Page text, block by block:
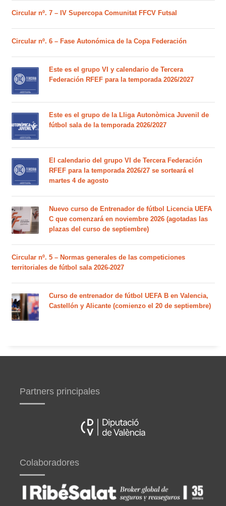
Circular nº. 7 – IV Supercopa Comunitat FFCV Futsal
Circular nº. 6 – Fase Autonómica de la Copa Federación
Este es el grupo VI y calendario de Tercera
Federación RFEF para la temporada 2026/2027
Este es el grupo de la Lliga Autonòmica Juvenil de
fútbol sala de la temporada 2026/2027
El calendario del grupo VI de Tercera Federación
RFEF para la temporada 2026/27 se sorteará el
martes 4 de agosto
Nuevo curso de Entrenador de fútbol Licencia UEFA
C que comenzará en noviembre 2026 (agotadas las
plazas del curso de septiembre)
Circular nº. 5 – Normas generales de las competiciones
territoriales de fútbol sala 2026-2027
Curso de entrenador de fútbol UEFA B en Valencia,
Castellón y Alicante (comienzo el 20 de septiembre)
Partners principales
Colaboradores